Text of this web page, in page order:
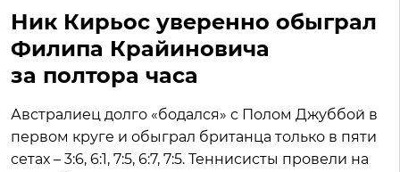
Ник Кирьос уверенно обыграл
Филипа Крайиновича
за полтора часа
Австралиец долго «бодался» с Полом Джуббой в
первом круге и обыграл британца только в пяти
сетах – 3:6, 6:1, 7:5, 6:7, 7:5. Теннисисты провели на